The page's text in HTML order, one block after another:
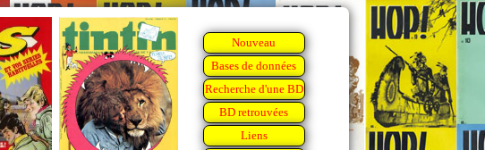
Nouveau
Bases de données
Recherche d'une BD
BD retrouvées
Liens